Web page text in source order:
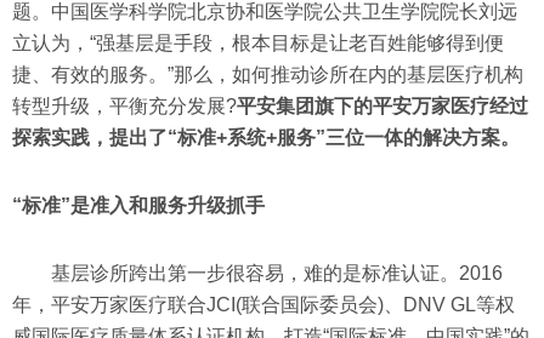
题。中国医学科学院北京协和医学院公共卫生学院院长刘远
立认为，“强基层是手段，根本目标是让老百姓能够得到便
捷、有效的服务。”那么，如何推动诊所在内的基层医疗机构
转型升级，平衡充分发展?平安集团旗下的平安万家医疗经过
探索实践，提出了“标准+系统+服务”三位一体的解决方案。
“标准”是准入和服务升级抓手
基层诊所跨出第一步很容易，难的是标准认证。2016
年，平安万家医疗联合JCI(联合国际委员会)、DNV GL等权